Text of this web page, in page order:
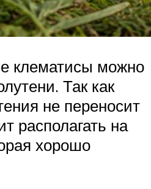
клематисы можно
Так как
не переносит
располагать на
хорошо